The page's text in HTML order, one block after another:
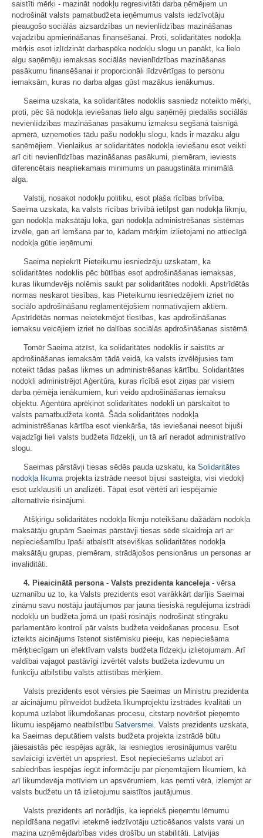
saistīti mērķi - mazināt nodokļu regresivitāti darba ņēmējiem un
nodrošināt valsts pamatbudžeta ieņēmumus valsts iedzīvotāju
pieaugošo sociālās aizsardzības un nevienlīdzības mazināšanas
vajadzību apmierināšanas finansēšanai. Proti, solidaritātes nodokļa
mērķis esot izlīdzināt darbaspēka nodokļu slogu un panākt, ka lielo
algu saņēmēju iemaksas sociālās nevienlīdzības mazināšanas
pasākumu finansēšanai ir proporcionāli līdzvērtīgas to personu
iemaksām, kuras no darba algas gūst mazākus ienākumus.
Saeima uzskata, ka solidaritātes nodoklis sasniedz noteikto mērķi,
proti, pēc šā nodokļa ieviešanas lielo algu saņēmēji piedalās sociālās
nevienlīdzības mazināšanas pasākumu izmaksu segšanā taisnīgā
apmērā, uzņemoties tādu pašu nodokļu slogu, kāds ir mazāku algu
saņēmējiem. Vienlaikus ar solidaritātes nodokļa ieviešanu esot veikti
arī citi nevienlīdzības mazināšanas pasākumi, piemēram, ieviests
diferencētais neapliekamais minimums un paaugstināta minimālā
alga.
Valstij, nosakot nodokļu politiku, esot plaša rīcības brīvība.
Saeima uzskata, ka valsts rīcības brīvībā ietilpst gan nodokļa likmju,
gan nodokļa maksātāju loka, gan nodokļa administrēšanas sistēmas
izvēle, gan arī lemšana par to, kādam mērķim izlietojami no attiecīgā
nodokļa gūtie ieņēmumi.
Saeima nepiekrīt Pieteikumu iesniedzēju uzskatam, ka
solidaritātes nodoklis pēc būtības esot apdrošināšanas iemaksas,
kuras likumdevējs nolēmis saukt par solidaritātes nodokli. Apstrīdētās
normas neskarot tiesības, kas Pieteikumu iesniedzējiem izriet no
sociālo apdrošināšanu reglamentējošiem normatīvajiem aktiem.
Apstrīdētās normas neietekmējot tiesības, kas apdrošināšanas
iemaksu veicējiem izriet no dalības sociālās apdrošināšanas sistēmā.
Tomēr Saeima atzīst, ka solidaritātes nodoklis ir saistīts ar
apdrošināšanas iemaksām tādā veidā, ka valsts izvēlējusies tam
noteikt tādas pašas likmes un administrēšanas kārtību. Solidaritātes
nodokli administrējot Aģentūra, kuras rīcībā esot ziņas par visiem
darba ņēmēja ienākumiem, kuri veido apdrošināšanas iemaksu
objektu. Aģentūra aprēķinot solidaritātes nodokli un pārskaitot to
valsts pamatbudžeta kontā. Šāda solidaritātes nodokļa
administrēšanas kārtība esot vienkārša, tās ieviešanai neesot bijuši
vajadzīgi lieli valsts budžeta līdzekļi, un tā arī neradot administratīvo
slogu.
Saeimas pārstāvji tiesas sēdēs pauda uzskatu, ka Solidaritātes
nodokļa likuma projekta izstrāde neesot bijusi sasteigta, visi viedokļi
esot uzklausīti un analizēti. Tāpat esot vērtēti arī iespējamie
alternatīvie risinājumi.
Atšķirīgu solidaritātes nodokļa likmju noteikšanu dažādām nodokļa
maksātāju grupām Saeimas pārstāvji tiesas sēdē skaidroja arī ar
nepieciešamību īpaši atbalstīt atsevišķas solidaritātes nodokļa
maksātāju grupas, piemēram, strādājošos pensionārus un personas ar
invaliditāti.
4. Pieaicinātā persona - Valsts prezidenta kanceleja - vērsa
uzmanību uz to, ka Valsts prezidents esot vairākkārt darījis Saeimai
zināmu savu nostāju jautājumos par jauna tiesiskā regulējuma izstrādi
nodokļu un budžeta jomā un īpaši rosinājis nodrošināt stingrāku
parlamentāro kontroli pār valsts budžeta veidošanas procesu. Esot
izteikts aicinājums īstenot sistēmisku pieeju, kas nepieciešama
mērķtiecīgam un efektīvam valsts budžeta līdzekļu izlietojumam. Arī
valdībai vajagot pastāvīgi izvērtēt valsts budžeta izdevumu un
funkciju atbilstību valsts attīstības mērķiem.
Valsts prezidents esot vērsies pie Saeimas un Ministru prezidenta
ar aicinājumu pilnveidot budžeta likumprojektu izstrādes kvalitāti un
kopumā uzlabot likumdošanas procesu, citstarp novēršot pieņemto
likumu iespējamo neatbilstību Satversmei . Valsts prezidents uzskata,
ka Saeimas deputātiem valsts budžeta projekta izstrādē būtu
jāiesaistās pēc iespējas agrāk, lai iesniegtos ierosinājumus varētu
savlaicīgi izvērtēt un apspriest. Esot nepieciešams uzlabot arī
sabiedrības iespējas iegūt informāciju par pieņemtajiem likumiem, kā
arī likumdevēja motīviem un apsvērumiem, kas ņemti vērā, izlemjot ar
valsts budžetu un tā izlietojumu saistītos jautājumus.
Valsts prezidents arī norādījis, ka iepriekš pieņemtu lēmumu
nepildīšana negatīvi ietekmē iedzīvotāju uzticēšanos valsts varai un
mazina uzņēmējdarbības vides drošību un stabilitāti. Latvijas